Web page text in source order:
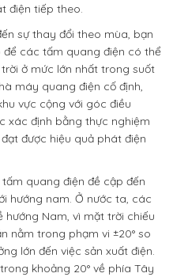
điện tiếp theo.
sự thay đổi theo mùa, bạn
các tấm quang điện có thể
ở mức lớn nhất trong suốt
máy quang điện cố định,
vực cộng với góc điều
xác định bằng thực nghiệm
được hiệu quả phát điện
quang điện đề cập đến
hướng nam. Ở nước ta, các
Nam, vì mặt trời chiếu
nằm trong phạm vi ±20° so
lớn đến việc sản xuất điện.
khoảng 20° về phía Tây